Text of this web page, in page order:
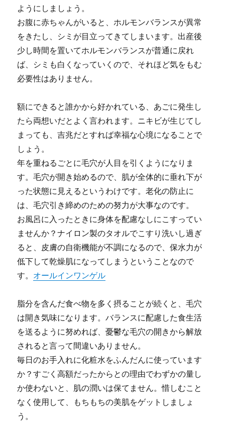
ようにしましょう。
お腹に赤ちゃんがいると、ホルモンバランスが異常
をきたし、シミが目立ってきてしまいます。出産後
少し時間を置いてホルモンバランスが普通に戻れ
ば、シミも白くなっていくので、それほど気をもむ
必要性はありません。
額にできると誰かから好かれている、あごに発生し
たら両想いだとよく言われます。ニキビが生じてし
まっても、吉兆だとすれば幸福な心境になることで
しょう。
年を重ねるごとに毛穴が人目を引くようになりま
す。毛穴が開き始めるので、肌が全体的に垂れ下が
った状態に見えるというわけです。老化の防止に
は、毛穴引き締めのための努力が大事なのです。
お風呂に入ったときに身体を配慮なしにこすってい
ませんか？ナイロン製のタオルでこすり洗いし過ぎ
ると、皮膚の自衛機能が不調になるので、保水力が
低下して乾燥肌になってしまうということなので
す。 オールインワンゲル
脂分を含んだ食べ物を多く摂ることが続くと、毛穴
は開き気味になります。バランスに配慮した食生活
を送るように努めれば、憂鬱な毛穴の開きから解放
されると言って間違いありません。
毎日のお手入れに化粧水をふんだんに使っています
か？すごく高額だったからとの理由でわずかの量し
か使わないと、肌の潤いは保てません。惜しむこと
なく使用して、もちもちの美肌をゲットしましょ
う。